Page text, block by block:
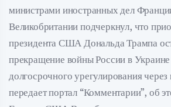
министрами иностранных дел
Великобритании подчеркнул, что
президента США Дональда Трампа
прекращение войны России в
долгосрочного урегулирования
передает портал “Комментарии”, об